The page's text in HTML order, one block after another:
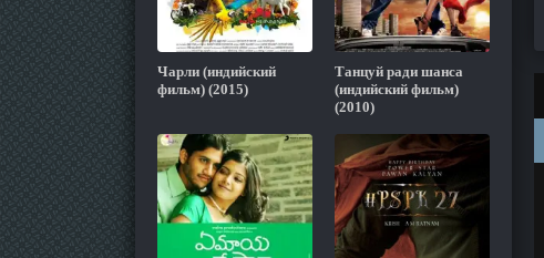
Чарли (индийский
фильм) (2015)
Танцуй ради шанса
(индийский фильм)
(2010)